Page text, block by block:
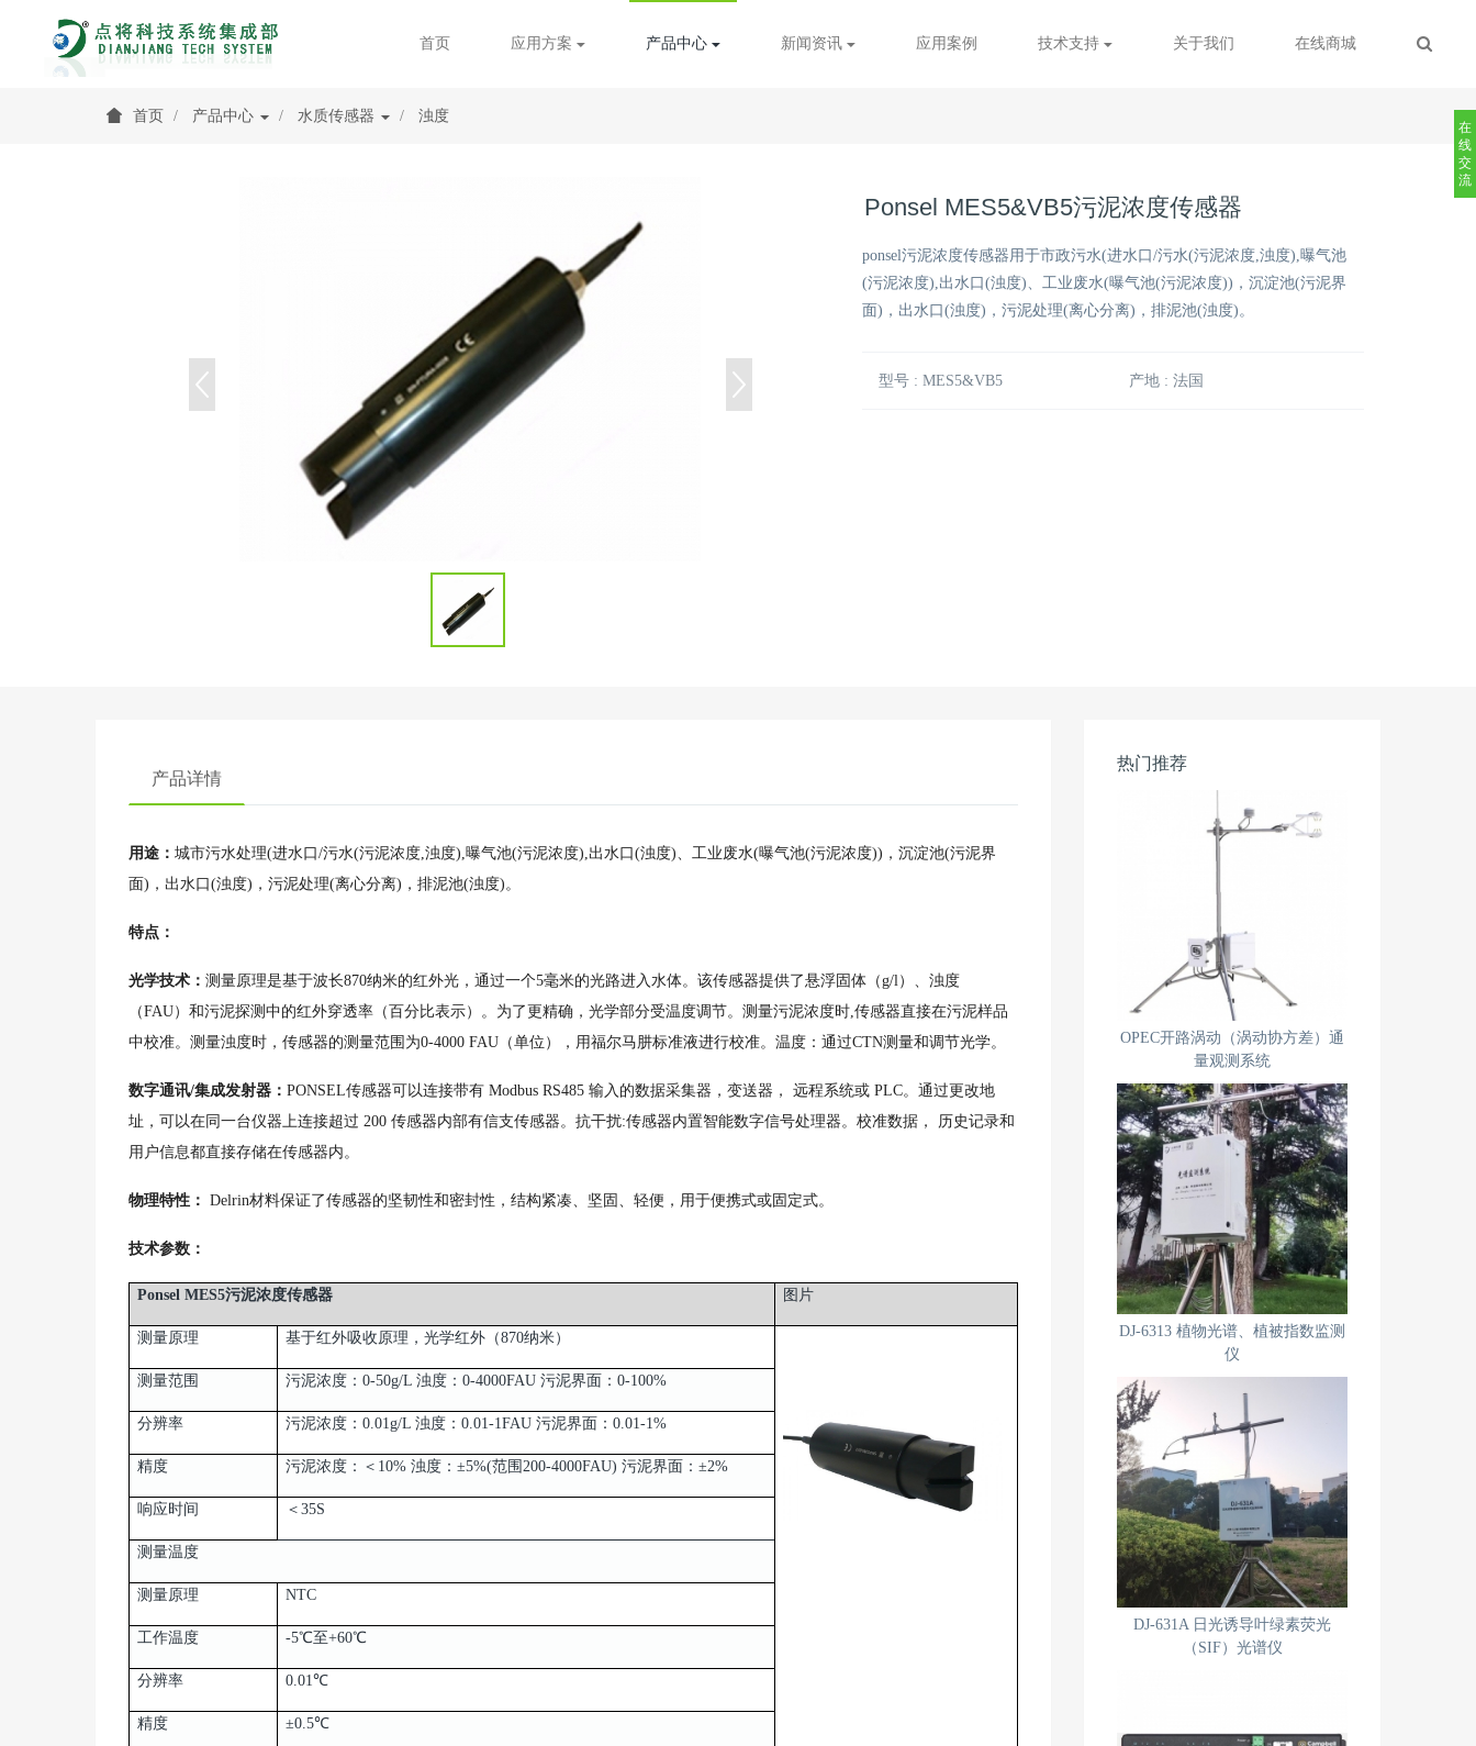
首页 应用方案 产品中心 新闻资讯 应用案例 技术支持 关于我们 在线商城
首页 产品中心 水质传感器 浊度
Ponsel MES5&VB5污泥浓度传感器
ponsel污泥浓度传感器用于市政污水(进水口/污水(污泥浓度,浊度),曝气池
(污泥浓度),出水口(浊度)、工业废水(曝气池(污泥浓度))，沉淀池(污泥界
面)，出水口(浊度)，污泥处理(离心分离)，排泥池(浊度)。
型号 : MES5&VB5 产地 : 法国
产品详情
用途： 城市污水处理(进水口/污水(污泥浓度,浊度),曝气池(污泥浓度),出水口(浊度)、工业废水(曝气池(污泥浓度))，沉淀池(污泥界
面)，出水口(浊度)，污泥处理(离心分离)，排泥池(浊度)。
特点：
光学技术： 测量原理是基于波长870纳米的红外光，通过一个5毫米的光路进入水体。该传感器提供了悬浮固体（g/l）、浊度
（FAU）和污泥探测中的红外穿透率（百分比表示）。为了更精确，光学部分受温度调节。测量污泥浓度时,传感器直接在污泥样品
中校准。测量浊度时，传感器的测量范围为0-4000 FAU（单位），用福尔马肼标准液进行校准。温度：通过CTN测量和调节光学。
数字通讯/集成发射器： PONSEL传感器可以连接带有 Modbus RS485 输入的数据采集器，变送器， 远程系统或 PLC。通过更改地
址，可以在同一台仪器上连接超过 200 传感器内部有信支传感器。抗干扰:传感器内置智能数字信号处理器。校准数据， 历史记录和
用户信息都直接存储在传感器内。
物理特性： Delrin材料保证了传感器的坚韧性和密封性，结构紧凑、坚固、轻便，用于便携式或固定式。
技术参数：
Ponsel MES5污泥浓度传感器 图片
测量原理 基于红外吸收原理，光学红外（870纳米）
测量范围 污泥浓度：0-50g/L 浊度：0-4000FAU 污泥界面：0-100%
分辨率 污泥浓度：0.01g/L 浊度：0.01-1FAU 污泥界面：0.01-1%
精度 污泥浓度：＜10% 浊度：±5%(范围200-4000FAU) 污泥界面：±2%
响应时间 ＜35S
测量温度
测量原理 NTC
工作温度 -5℃至+60℃
分辨率 0.01℃
精度 ±0.5℃
热门推荐
OPEC开路涡动（涡动协方差）通
量观测系统
DJ-6313 植物光谱、植被指数监测
仪
DJ-631A 日光诱导叶绿素荧光
（SIF）光谱仪
在
线
交
流